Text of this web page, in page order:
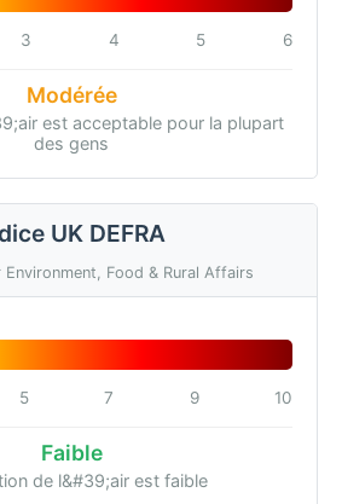
3 4 5 6
Modérée
est acceptable pour la plupart
des gens
UK DEFRA
Food & Rural Affairs
5 7 9 10
Faible
de l&#39;air est faible